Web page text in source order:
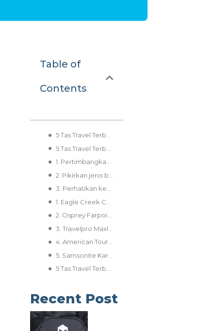
Table of
Contents
2. Osprey Farpoint Wheeled Travel Carry-On
4. American Tourister Urban Track Large Wheeled Duffel
5. Samsonite Karissa 3 Spinner 45 Antm
Recent Post